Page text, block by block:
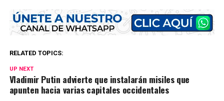
RELATED TOPICS:
UP NEXT
Vladimir Putin advierte que instalarán misiles que
apunten hacia varias capitales occidentales